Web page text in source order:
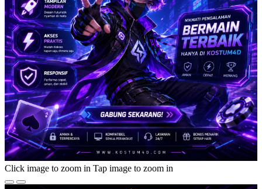
Click image to zoom in Tap image to zoom in